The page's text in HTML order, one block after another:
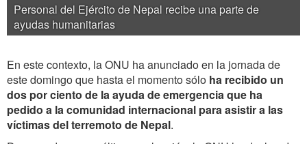
Personal del Ejército de Nepal recibe una parte de
ayudas humanitarias
En este contexto, la ONU ha anunciado en la jornada de
este domingo que hasta el momento sólo ha recibido un
dos por ciento de la ayuda de emergencia que ha
pedido a la comunidad internacional para asistir a las
víctimas del terremoto de Nepal.